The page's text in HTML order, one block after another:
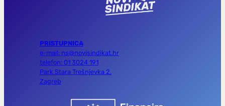
PRISTUPNICA
e-mail: ns@novisindikat.hr
telefon: 01 3024 191
Park Stara Trešnjevka 2,
Zagreb